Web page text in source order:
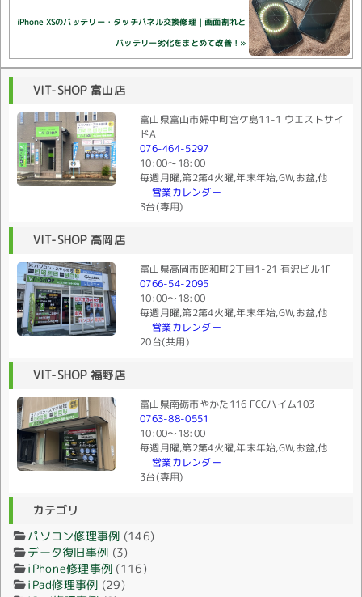
iPhone XSのバッテリー・タッチパネル交換修理｜画面割れと
バッテリー劣化をまとめて改善！»
VIT-SHOP 富山店
富山県富山市婦中町宮ケ島11-1 ウエストサイ
ドA
076-464-5297
10:00〜18:00
毎週月曜,第2第4火曜,年末年始,GW,お盆,他
営業カレンダー
3台(専用)
VIT-SHOP 高岡店
富山県高岡市昭和町2丁目1-21 有沢ビル1F
0766-54-2095
10:00〜18:00
毎週月曜,第2第4火曜,年末年始,GW,お盆,他
営業カレンダー
20台(共用)
VIT-SHOP 福野店
富山県南砺市やかた116 FCCハイム103
0763-88-0551
10:00〜18:00
毎週月曜,第2第4火曜,年末年始,GW,お盆,他
営業カレンダー
3台(専用)
カテゴリ
パソコン修理事例 (146)
データ復旧事例 (3)
iPhone修理事例 (116)
iPad修理事例 (29)